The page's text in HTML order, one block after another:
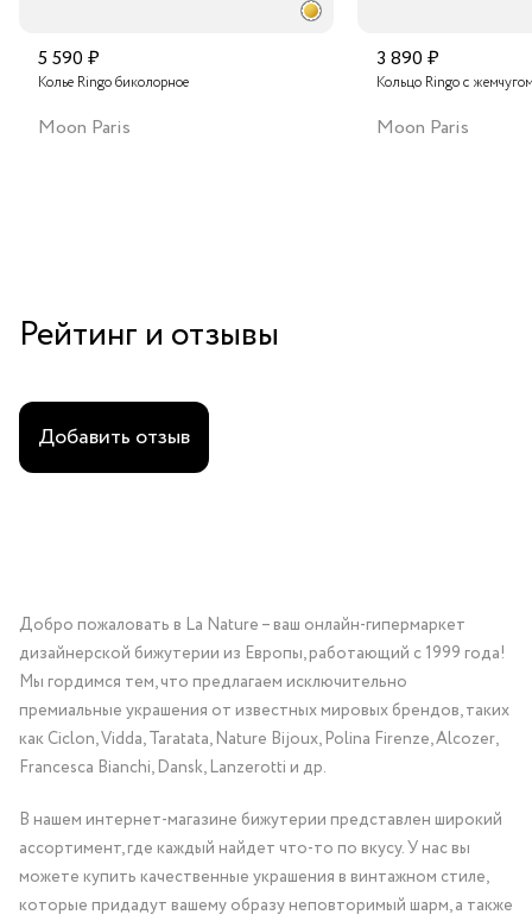
5 590 ₽
Колье Ringo биколорное
Moon Paris
3 890 ₽
Кольцо Ringo с
Moon Paris
Рейтинг и отзывы
Добавить отзыв
Добро пожаловать в La Nature – ваш онлайн-гипермаркет
дизайнерской бижутерии из Европы, работающий с 1999 года!
Мы гордимся тем, что предлагаем исключительно
премиальные украшения от известных мировых брендов, таких
как Ciclon, Vidda, Taratata, Nature Bijoux, Polina Firenze, Alcozer,
Francesca Bianchi, Dansk, Lanzerotti и др.
В нашем интернет-магазине бижутерии представлен широкий
ассортимент, где каждый найдет что-то по вкусу. У нас вы
можете купить качественные украшения в винтажном стиле,
которые придадут вашему образу неповторимый шарм, а также